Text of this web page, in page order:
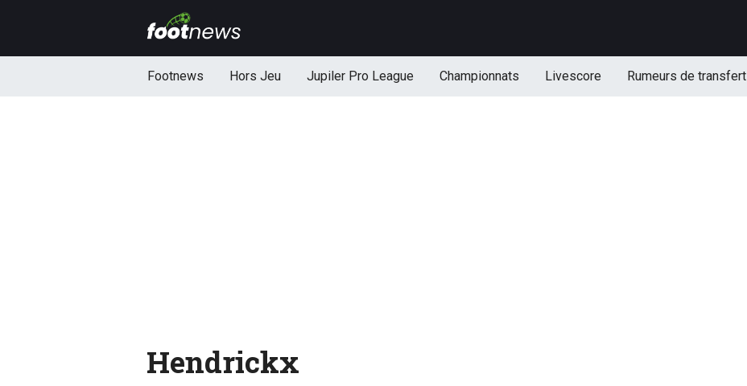
Footnews Hors Jeu Jupiler Pro League Championnats Livescore Rumeurs de transfert
Hendrickx